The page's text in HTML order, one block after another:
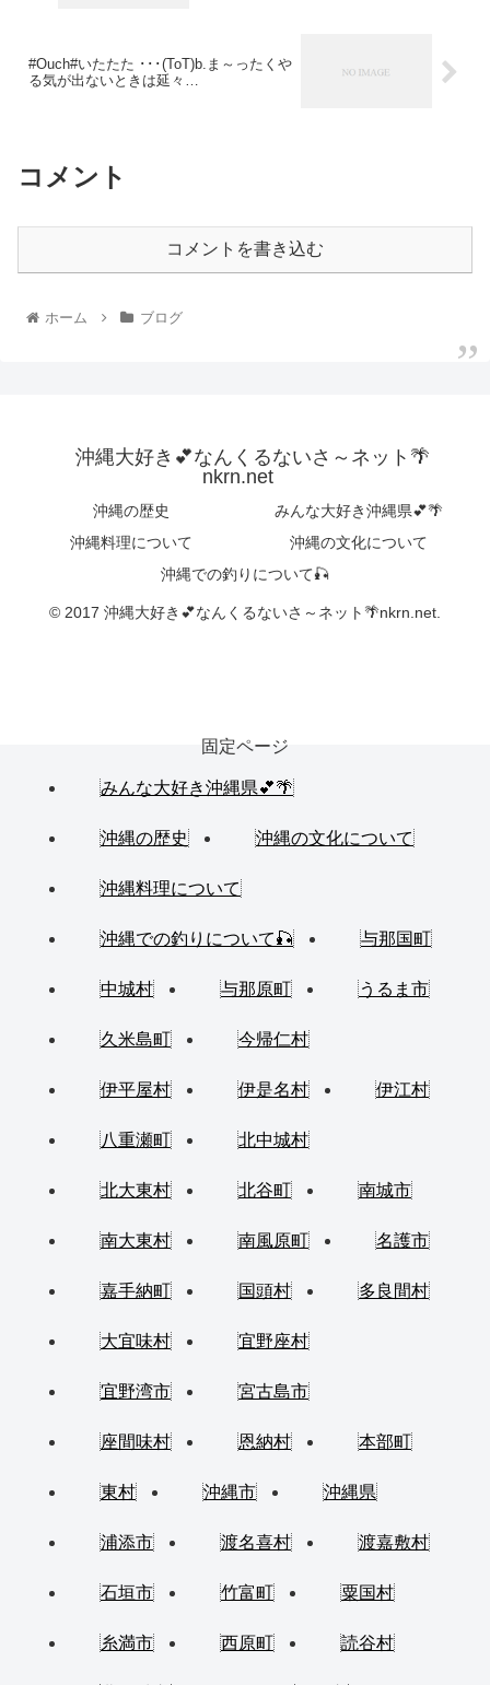
#Ouch#いたたた ･･･(ToT)b.ま～ったくや
る気が出ないときは延々…
コメント
コメントを書き込む
ホーム ブログ
沖縄大好き💕なんくるないさ～ネット🌴
nkrn.net
沖縄の歴史
みんな大好き沖縄県💕🌴
沖縄料理について
沖縄の文化について
沖縄での釣りについて🎣
© 2017 沖縄大好き💕なんくるないさ～ネット🌴nkrn.net.
固定ページ
みんな大好き沖縄県💕🌴
沖縄の歴史 沖縄の文化について
沖縄料理について
沖縄での釣りについて🎣 与那国町
中城村 与那原町 うるま市
久米島町 今帰仁村
伊平屋村 伊是名村 伊江村
八重瀬町 北中城村
北大東村 北谷町 南城市
南大東村 南風原町 名護市
嘉手納町 国頭村 多良間村
大宜味村 宜野座村
宜野湾市 宮古島市
座間味村 恩納村 本部町
東村 沖縄市 沖縄県
浦添市 渡名喜村 渡嘉敷村
石垣市 竹富町 粟国村
糸満市 西原町 読谷村